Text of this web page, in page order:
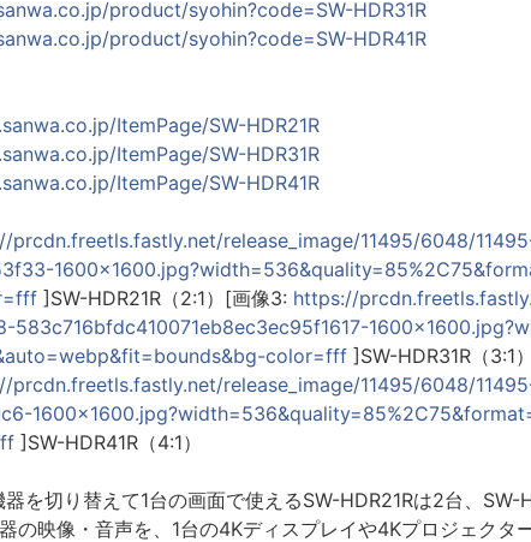
product/syohin?code=SW-HDR31R
product/syohin?code=SW-HDR41R
ItemPage/SW-HDR21R
ItemPage/SW-HDR31R
ItemPage/SW-HDR41R
prcdn.freetls.fastly.net/release_image/11495/6048/
]SW-HDR21R（2:1）[画像3: https://
583c716bfdc410071eb8ec3ec95f1617-
color=fff ]SW-HDR31R（3:1）
prcdn.freetls.fastly.net/release_image/11495/6048/
]SW-HDR41R（4:1）
を切り替えて1台の画面で使えるSW-HDR21Rは2台、SW-
の映像・音声を、1台の4Kディスプレイや4Kプロジェクタ